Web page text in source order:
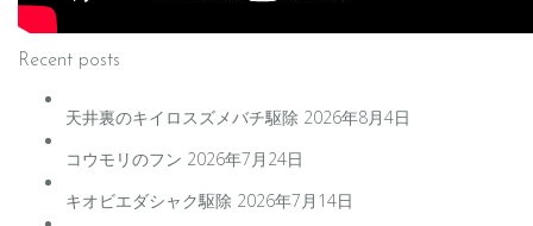
Recent posts
天井裏のキイロスズメバチ駆除 2026年8月4日
コウモリのフン 2026年7月24日
キオビエダシャク駆除 2026年7月14日